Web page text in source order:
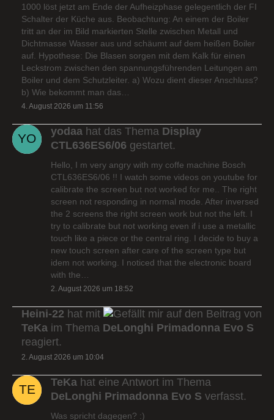
1000 löst jetzt am Ende der Aufheizphase gelegentlich der FI
Schalter der Küche aus. Beobachtung: An einem der Boiler
tritt an der im Bild markierten Stelle zwischen Metall und
Dichtmasse Wasser aus und schäumt auf dem heißen Boiler
auf. Hypothese: Die Blasen sorgen mit dem Kalk für einen
Leckstrom zwischen den spannungsführenden Leitungen am
Boiler und dem Schutzleiter. a) Wozu dient dieser Anschluss?
b) Wie bekommt man das…
4. August 2026 um 11:56
yodaa hat das Thema Display
CTL636ES6/06 gestartet.
Hello, I m very angry with my coffe machine Bosch
CTL636ES6/06 !! I watch some videos on youtube for
calibrate the screen but not worked for me.. The right
screen not responding in normal mode. After inversed
the 2 screens the right screen work but not the left. I
try to calibrate but not working even if i use a metallic
touch like a piece or the central ring. I decide to buy a
new touch screen after care of the screen type but
idem not working. I noticed that the electronic board
with the…
2. August 2026 um 18:52
Heini-22 hat mit
auf den Beitrag von
TeKa im Thema DeLonghi Primadonna Evo S
reagiert.
2. August 2026 um 10:04
TeKa hat eine Antwort im Thema
DeLonghi Primadonna Evo S verfasst.
Was spricht dagegen? :)